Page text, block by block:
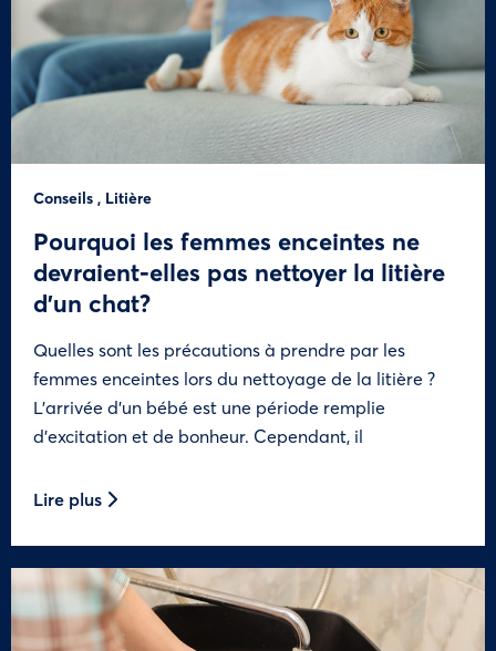
Conseils , Litière
Pourquoi les femmes enceintes ne
devraient-elles pas nettoyer la litière
d’un chat?
Quelles sont les précautions à prendre par les
femmes enceintes lors du nettoyage de la litière ?
L’arrivée d’un bébé est une période remplie
d’excitation et de bonheur. Cependant, il
Lire plus